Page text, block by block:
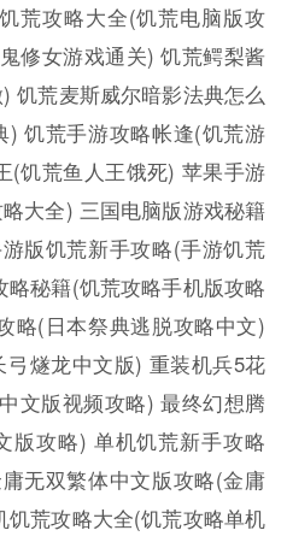
荒攻略大全(饥荒电脑版攻
修女游戏通关) 饥荒鳄梨酱
饥荒麦斯威尔暗影法典怎么
) 饥荒手游攻略帐逢(饥荒游
(饥荒鱼人王饿死) 苹果手游
大全) 三国电脑版游戏秘籍
版饥荒新手攻略(手游饥荒
略秘籍(饥荒攻略手机版攻略
略(日本祭典逃脱攻略中文)
燧龙中文版) 重装机兵5花
文版视频攻略) 最终幻想腾
版攻略) 单机饥荒新手攻略
无双繁体中文版攻略(金庸
饥荒攻略大全(饥荒攻略单机